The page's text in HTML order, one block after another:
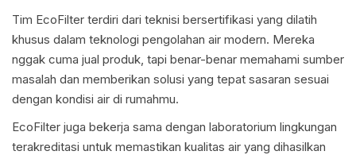
Tim EcoFilter terdiri dari teknisi bersertifikasi yang dilatih
khusus dalam teknologi pengolahan air modern. Mereka
nggak cuma jual produk, tapi benar-benar memahami sumber
masalah dan memberikan solusi yang tepat sasaran sesuai
dengan kondisi air di rumahmu.
EcoFilter juga bekerja sama dengan laboratorium lingkungan
terakreditasi untuk memastikan kualitas air yang dihasilkan